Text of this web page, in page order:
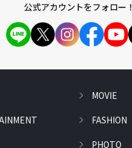
公式アカウントをフォロー！
MOVIE
FASHION
PHOTO